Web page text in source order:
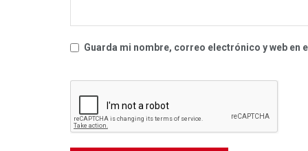
Guarda mi nombre, correo electrónico y web en